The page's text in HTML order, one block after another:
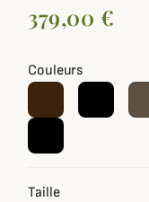
379,00 €
Couleurs
Taille